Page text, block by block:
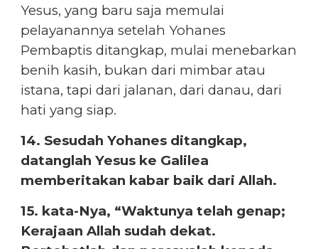
Yesus, yang baru saja memulai
pelayanannya setelah Yohanes
Pembaptis ditangkap, mulai menebarkan
benih kasih, bukan dari mimbar atau
istana, tapi dari jalanan, dari danau, dari
hati yang siap.
14. Sesudah Yohanes ditangkap,
datanglah Yesus ke Galilea
memberitakan kabar baik dari Allah.
15. kata-Nya, “Waktunya telah genap;
Kerajaan Allah sudah dekat.